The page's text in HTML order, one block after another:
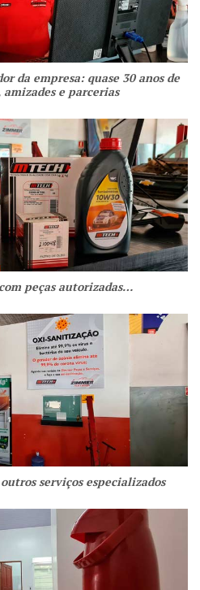
da empresa: quase 30 anos de
e parcerias
peças autorizadas…
serviços especializados